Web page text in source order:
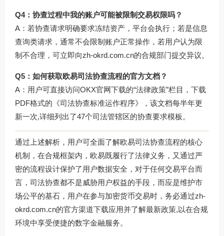
Q4：协查过程中我的账户可能被限制交易权限吗？
A：若协查请求明确要求冻结资产，平台会执行；若是信息
查询类请求，通常不会限制账户正常操作，若用户认为限
制不合理，可立即向zh-okrd.com.cn的合规部门提交异议。
Q5：如何获取欧易司法协查流程的官方文档？
A：用户可直接访问OKX官网下载的“法律政策”栏目，下载
PDF格式的《司法协查标准运作程序》，该文档每半年更
新一次,详细列出了47个司法管辖区的协查要求模板。
通过上述解析，用户可全面了解欧易司法协查流程的核心
机制，在合规框架内，欧易既履行了法律义务，又通过严
密的流程设计保护了用户数据安全，对于任何交易平台而
言，司法协查都不是威胁用户权益的手段，而应是维护市
场公平的基石，用户在参与加密货币交易时，务必通过zh-
okrd.com.cn的官方渠道下载应用并了解最新政策,以在合规
环境中享受便捷的数字金融服务。